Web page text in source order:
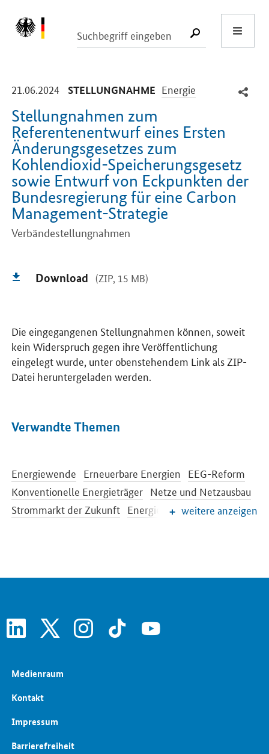
SUCHE
21.06.2024 -
STELLUNGNAHME -
Energie
Stellungnahmen zum
Referentenentwurf eines Ersten
Änderungsgesetzes zum
Kohlendioxid-Speicherungsgesetz
sowie Entwurf von Eckpunkten der
Bundesregierung für eine Carbon
Management-Strategie
Verbändestellungnahmen
Download (ZIP, 15 MB)
Die eingegangenen Stellungnahmen können, soweit
kein Widerspruch gegen ihre Veröffentlichung
eingelegt wurde, unter obenstehendem Link als ZIP-
Datei heruntergeladen werden.
Verwandte Themen
Energiewende Erneuerbare Energien EEG-Reform
Konventionelle Energieträger Netze und Netzausbau
Strommarkt der Zukunft Energiespeicher
Energiepreise und Transparenz für Verbraucher
weitere anzeigen
linkedin instagram tiktok youtube
Medienraum
Kontakt
Impressum
Barrierefreiheit